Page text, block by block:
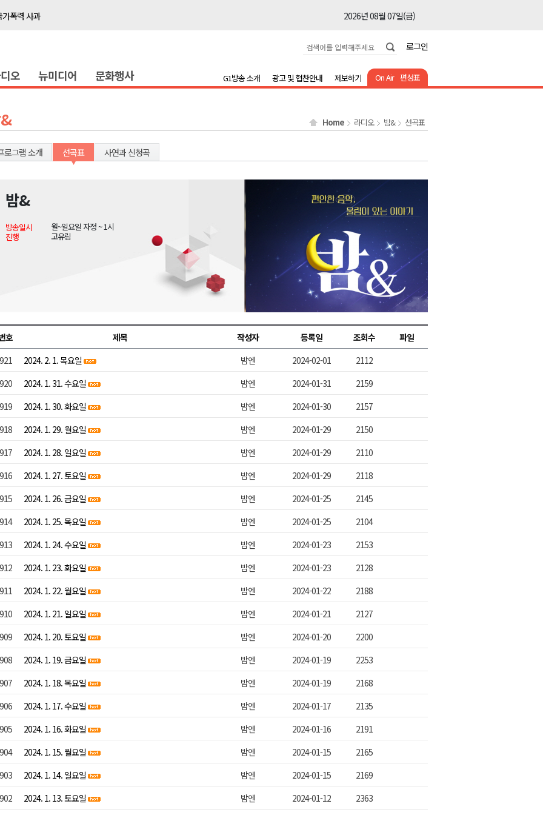
가폭력 사과
2026년 08월 07일(금)
2026년 08월 07일(금)
초청 특별 강연
2026년 08월 07일(금)
유치 건의
2026년 08월 07일(금)
공동체"
2026년 08월 07일(금)
폭력 사과
2026년 08월 07일(금)
목
2026년 08월 07일(금)
간담회
2026년 08월 07일(금)
2026년 08월 07일(금)
2026년 08월 07일(금)
2026년 08월 07일(금)
2026년 08월 07일(금)
2026년 08월 07일(금)
명 인사
2026년 08월 07일(금)
로그인
오 뉴미디어 문화행사 On Air 편성표
G1방송 소개 광고 및 협찬안내 제보하기
Home 라디오 밤& 선곡표
로그램 소개 선곡표 사연과 신청곡
밤&
방송일시
월~일요일 자정 ~ 1시
진행
고유림
호 제목 작성자 등록일 조회수
파일
921
2024. 2. 1. 목요일 밤엔 2024-02-01
2112
920
2024. 1. 31. 수요일 밤엔 2024-01-31
2159
919
2024. 1. 30. 화요일 밤엔 2024-01-30
2157
918
2024. 1. 29. 월요일 밤엔 2024-01-29
2150
917
2024. 1. 28. 일요일 밤엔 2024-01-29
2110
916
2024. 1. 27. 토요일 밤엔 2024-01-29
2118
915
2024. 1. 26. 금요일 밤엔 2024-01-25
2145
914
2024. 1. 25. 목요일 밤엔 2024-01-25
2104
913
2024. 1. 24. 수요일 밤엔 2024-01-23
2153
912
2024. 1. 23. 화요일 밤엔 2024-01-23
2128
911
2024. 1. 22. 월요일 밤엔 2024-01-22
2188
910
2024. 1. 21. 일요일 밤엔 2024-01-21
2127
909
2024. 1. 20. 토요일 밤엔 2024-01-20
2200
908
2024. 1. 19. 금요일 밤엔 2024-01-19
2253
907
2024. 1. 18. 목요일 밤엔 2024-01-19
2168
906
2024. 1. 17. 수요일 밤엔 2024-01-17
2135
905
2024. 1. 16. 화요일 밤엔 2024-01-16
2191
904
2024. 1. 15. 월요일 밤엔 2024-01-15
2165
903
2024. 1. 14. 일요일 밤엔 2024-01-15
2169
902
2024. 1. 13. 토요일 밤엔 2024-01-12 2363